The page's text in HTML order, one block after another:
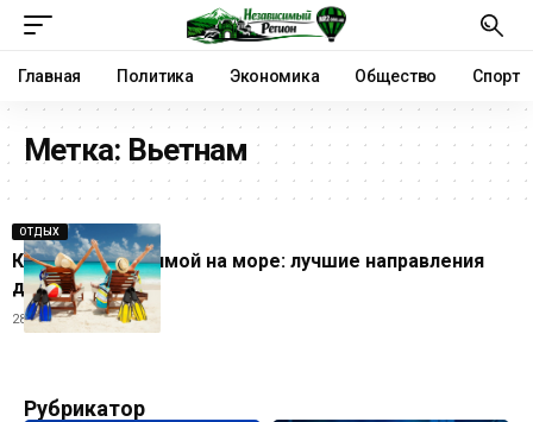
Главная Политика Экономика Общество Спорт
Метка: Вьетнам
ОТДЫХ
Куда поехать зимой на море: лучшие направления
для отдыха
28.11.2025
Рубрикатор